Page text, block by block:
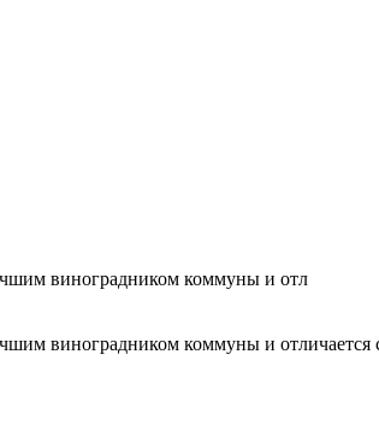
виноградником коммуны и отл
виноградником коммуны и